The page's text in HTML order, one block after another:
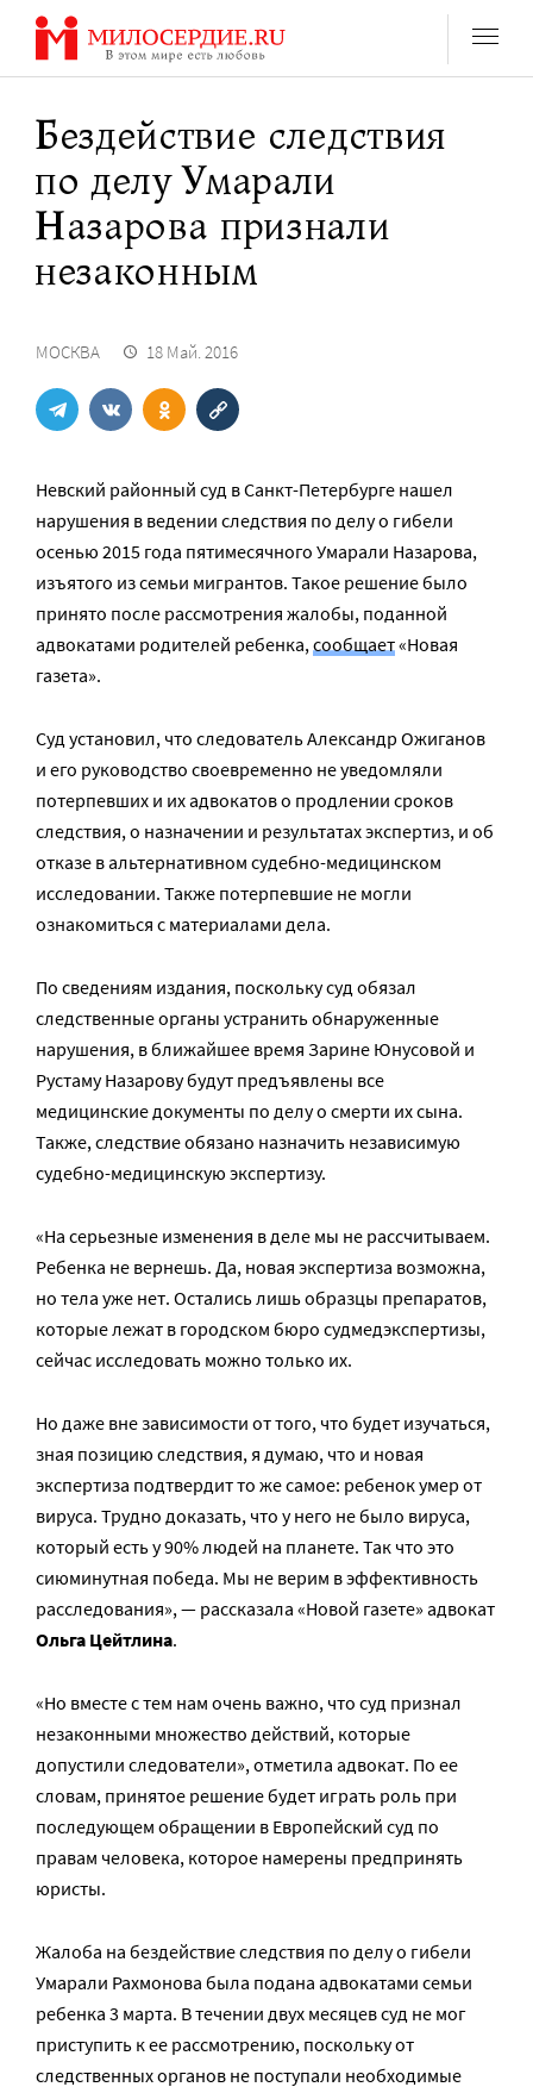
Перейти
содержанию
Бездействие следствия
по делу Умарали
Назарова признали
незаконным
МОСКВА 18 Май. 2016
Невский районный суд в Санкт-Петербурге нашел
нарушения в ведении следствия по делу о гибели
осенью 2015 года пятимесячного Умарали Назарова,
изъятого из семьи мигрантов. Такое решение было
принято после рассмотрения жалобы, поданной
адвокатами родителей ребенка,сообщает«Новая
газета».
Суд установил, что следователь Александр Ожиганов
и его руководство своевременно не уведомляли
потерпевших и их адвокатов о продлении сроков
следствия, о назначении и результатах экспертиз, и об
отказе в альтернативном судебно-медицинском
исследовании. Также потерпевшие не могли
ознакомиться с материалами дела.
По сведениям издания, поскольку суд обязал
следственные органы устранить обнаруженные
нарушения, в ближайшее время Зарине Юнусовой и
Рустаму Назарову будут предъявлены все
медицинские документы по делу о смерти их сына.
Также, следствие обязано назначить независимую
судебно-медицинскую экспертизу.
«На серьезные изменения в деле мы не рассчитываем.
Ребенка не вернешь. Да, новая экспертиза возможна,
но тела уже нет. Остались лишь образцы препаратов,
которые лежат в городском бюро судмедэкспертизы,
сейчас исследовать можно только их.
Но даже вне зависимости от того, что будет изучаться,
зная позицию следствия, я думаю, что и новая
экспертиза подтвердит то же самое: ребенок умер от
вируса. Трудно доказать, что у него не было вируса,
который есть у 90% людей на планете. Так что это
сиюминутная победа. Мы не верим в эффективность
расследования», — рассказала «Новой газете» адвокат
Ольга Цейтлина.
«Но вместе с тем нам очень важно, что суд признал
незаконными множество действий, которые
допустили следователи», отметила адвокат. По ее
словам, принятое решение будет играть роль при
последующем обращении в Европейский суд по
правам человека, которое намерены предпринять
юристы.
Жалоба на бездействие следствия по делу о гибели
Умарали Рахмонова была подана адвокатами семьи
ребенка 3 марта. В течении двух месяцев суд не мог
приступить к ее рассмотрению, поскольку от
следственных органов не поступали необходимые